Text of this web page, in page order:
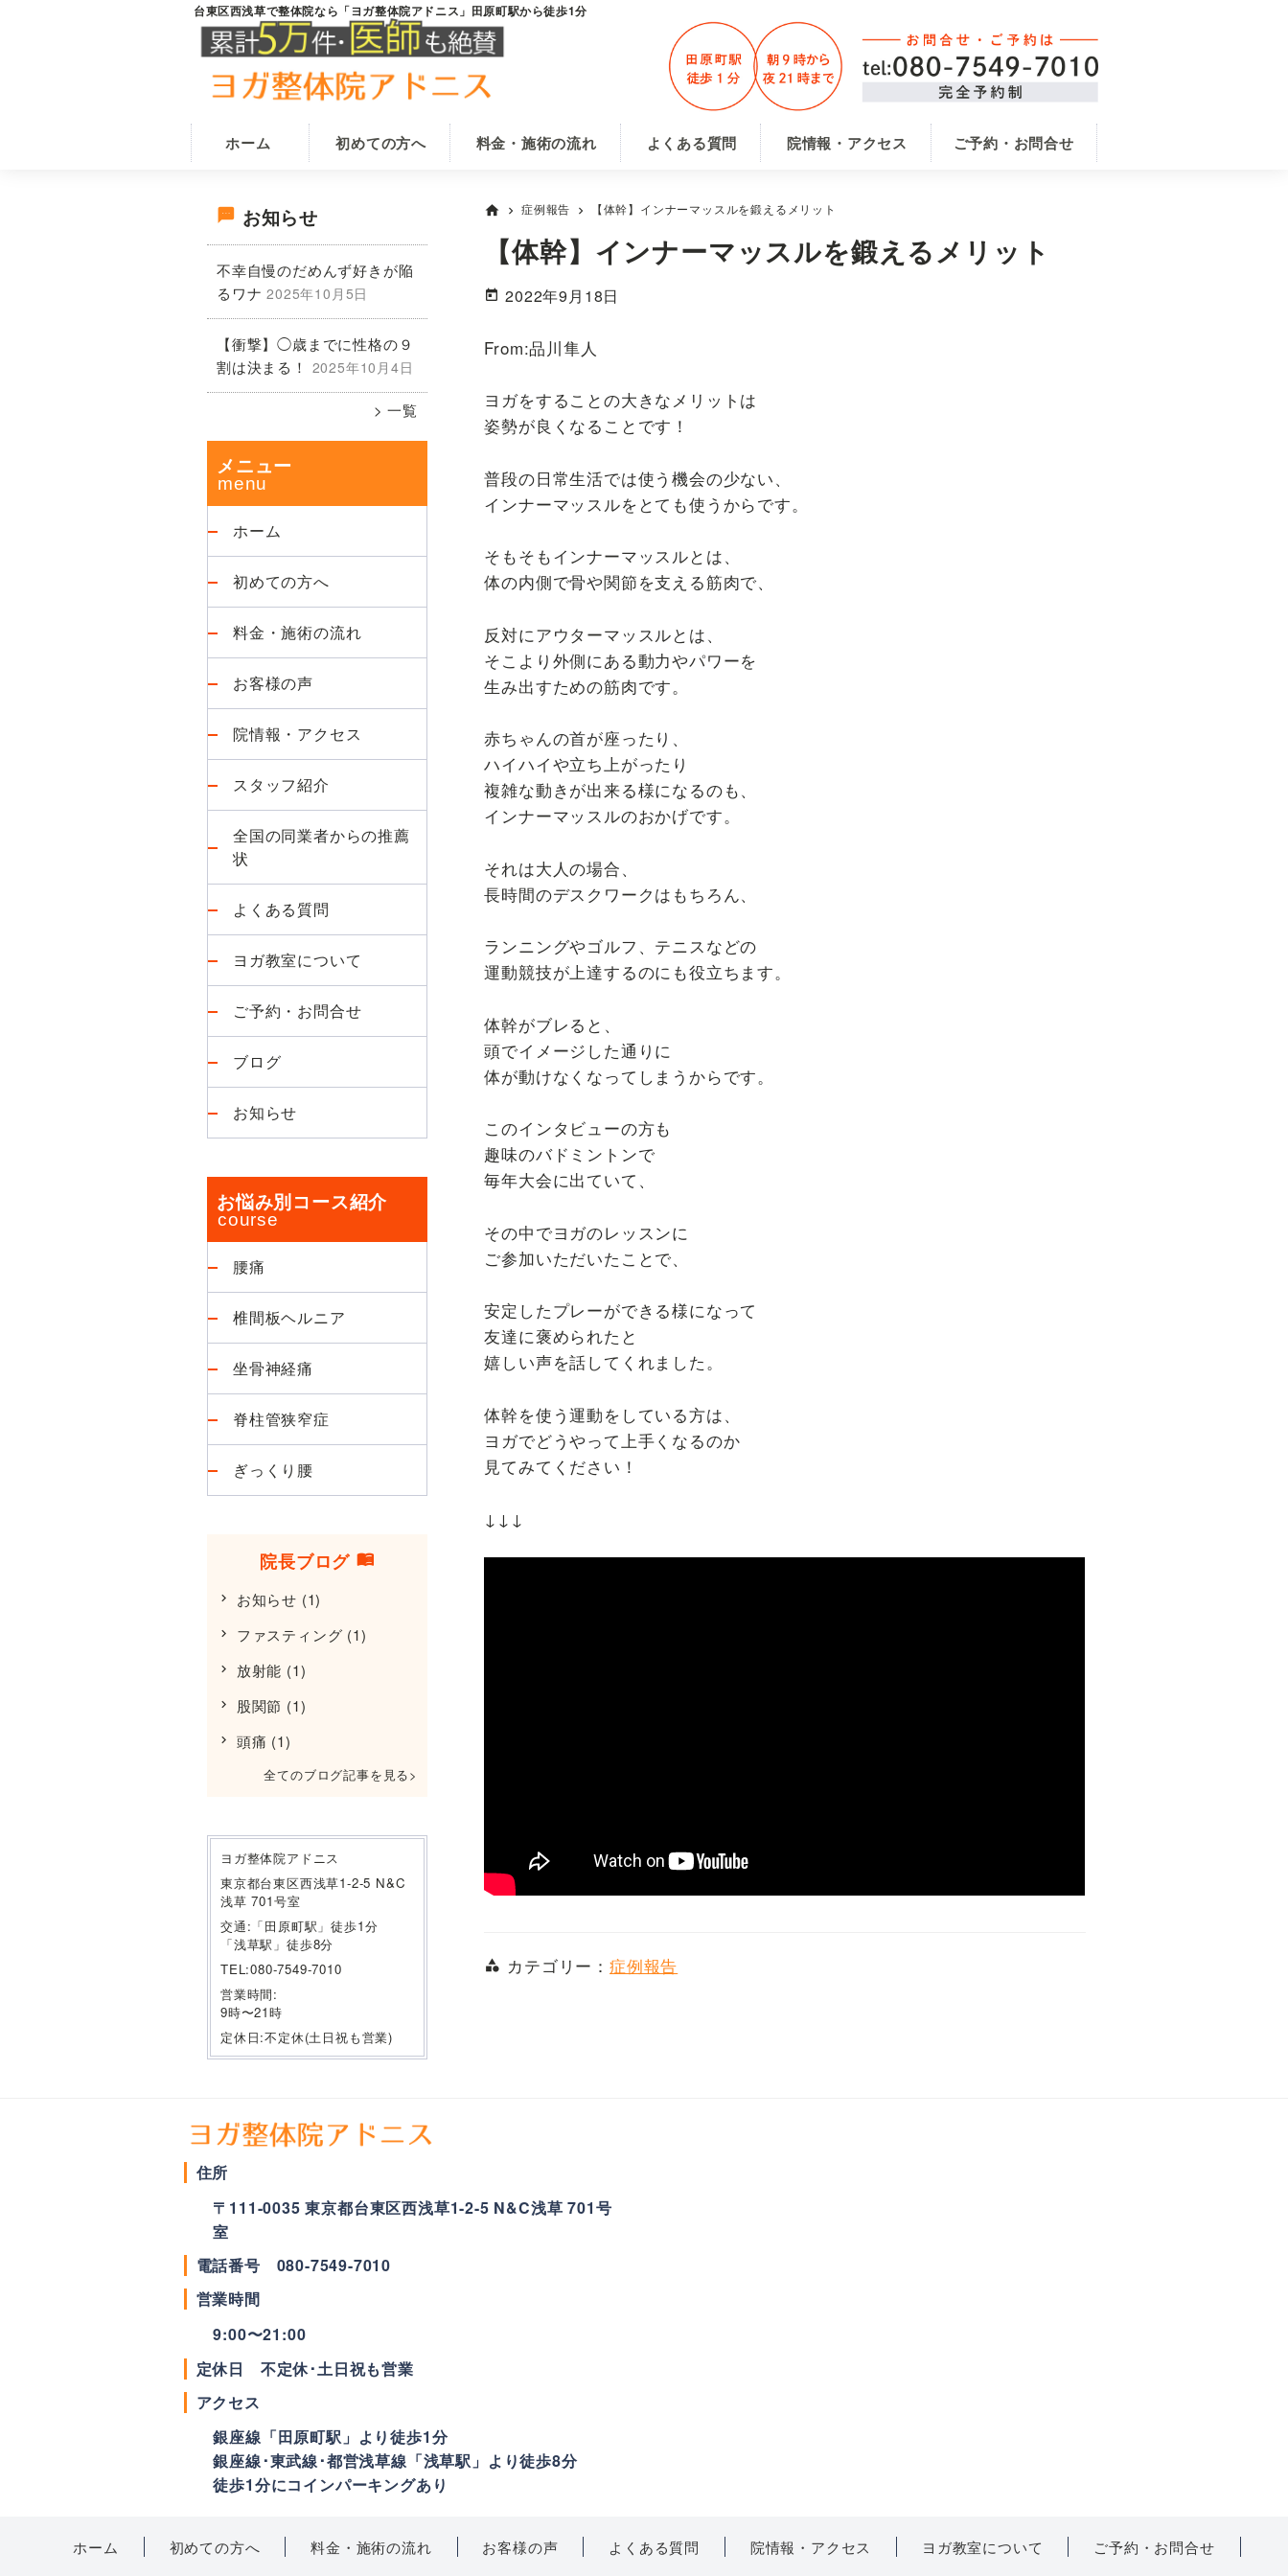
台東区西浅草で整体院なら「ヨガ整体院アドニス」田原町駅から徒歩1分
台
区
草
の
整
体
ニ
田
原
か
ら
ホーム 初めての方へ 料金・施術の流れ よくある質問 院情報・アクセス ご予約・お問合せ
home chevron_right 症例報告 chevron_right 【体幹】インナーマッスルを鍛えるメリット
【体幹】インナーマッスルを鍛えるメリット
2022年9月18日
From:品川隼人
ヨガをすることの大きなメリットは
姿勢が良くなることです！
普段の日常生活では使う機会の少ない、
インナーマッスルをとても使うからです。
そもそもインナーマッスルとは、
体の内側で骨や関節を支える筋肉で、
反対にアウターマッスルとは、
そこより外側にある動力やパワーを
生み出すための筋肉です。
赤ちゃんの首が座ったり、
ハイハイや立ち上がったり
複雑な動きが出来る様になるのも、
インナーマッスルのおかげです。
それは大人の場合、
長時間のデスクワークはもちろん、
ランニングやゴルフ、テニスなどの
運動競技が上達するのにも役立ちます。
体幹がブレると、
頭でイメージした通りに
体が動けなくなってしまうからです。
このインタビューの方も
趣味のバドミントンで
毎年大会に出ていて、
その中でヨガのレッスンに
ご参加いただいたことで、
安定したプレーができる様になって
友達に褒められたと
嬉しい声を話してくれました。
体幹を使う運動をしている方は、
ヨガでどうやって上手くなるのか
見てみてください！
↓↓↓
カテゴリー：症例報告
最
初
の
サ
ド
バ
ー
お知らせ
不幸自慢のだめんず好きが陥
るワナ 2025年10月5日
【衝撃】◯歳までに性格の９
割は決まる！ 2025年10月4日
一覧
メニュー
ホーム
初めての方へ
料金・施術の流れ
お客様の声
院情報・アクセス
スタッフ紹介
全国の同業者からの推薦
状
よくある質問
ヨガ教室について
ご予約・お問合せ
ブログ
お知らせ
お悩み別コース紹介
腰痛
椎間板ヘルニア
坐骨神経痛
脊柱管狭窄症
ぎっくり腰
院長ブログ
お知らせ (1)
ファスティング (1)
放射能 (1)
股関節 (1)
頭痛 (1)
全てのブログ記事を見る
ヨガ整体院アドニス
東京都台東区西浅草1-2-5 N&C
浅草 701号室
交通:「田原町駅」徒歩1分
「浅草駅」徒歩8分
TEL:080-7549-7010
営業時間:
9時〜21時
定休日:不定休(土日祝も営業)
ホーム 初めての方へ 料金・施術の流れ お客様の声 よくある質問 院情報・アクセス ヨガ教室について ご予約・お問合せ
住所
〒 111-0035 東京都台東区西浅草1-2-5 N&C浅草 701号
室
電話番号 080-7549-7010
営業時間
9:00〜21:00
定休日 不定休･土日祝も営業
アクセス
銀座線「田原町駅」より徒歩1分
銀座線･東武線･都営浅草線「浅草駅」より徒歩8分
徒歩1分にコインパーキングあり